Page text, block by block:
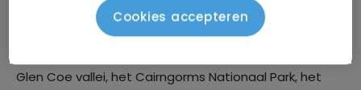
De grote hoeveelheid aan mooie natuur maakt
Schotland ook een perfecte wandelbestemming. Er
Glen Coe vallei, het Cairngorms Nationaal Park, het
Cookies accepteren